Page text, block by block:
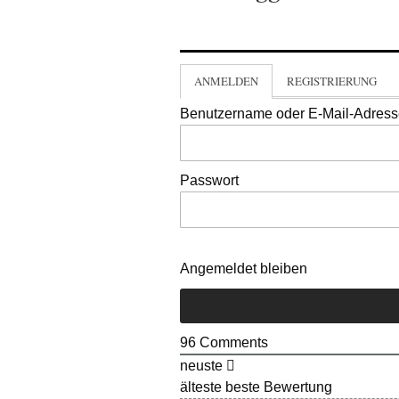
ANMELDEN REGISTRIERUNG
Benutzername oder E-Mail-
Passwort
Angemeldet bleiben
96 Comments
neuste
älteste beste Bewertung